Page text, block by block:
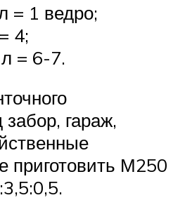
= 1 ведро;
4;
= 6-7.
гараж,
приготовить М250